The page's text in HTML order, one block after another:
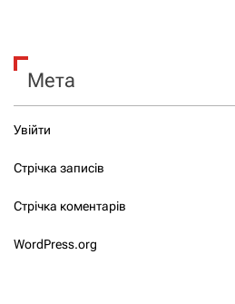
Мета
Увійти
Стрічка записів
Стрічка коментарів
WordPress.org